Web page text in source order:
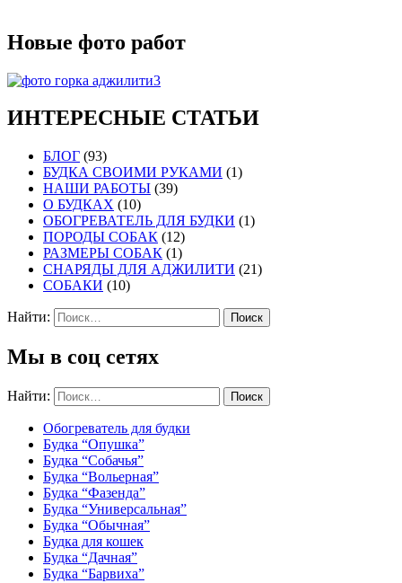
Новые фото работ
ИНТЕРЕСНЫЕ СТАТЬИ
БЛОГ (93)
БУДКА СВОИМИ РУКАМИ (1)
НАШИ РАБОТЫ (39)
О БУДКАХ (10)
ОБОГРЕВАТЕЛЬ ДЛЯ БУДКИ (1)
ПОРОДЫ СОБАК (12)
РАЗМЕРЫ СОБАК (1)
СНАРЯДЫ ДЛЯ АДЖИЛИТИ (21)
СОБАКИ (10)
Найти:
Мы в соц сетях
Найти:
Обогреватель для будки
Будка “Опушка”
Будка “Собачья”
Будка “Вольерная”
Будка “Фазенда”
Будка “Универсальная”
Будка “Обычная”
Будка для кошек
Будка “Дачная”
Будка “Барвиха”